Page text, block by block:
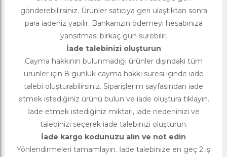
gönderebilirsiniz. Ürünler satıcıya geri ulaştıktan sonra
para iadeniz yapılır. Bankanızın ödemeyi hesabınıza
yansıtması birkaç gün sürebilir.
İade talebinizi oluşturun
Cayma hakkının bulunmadığı ürünler dışındaki tüm
ürünler için 8 günlük cayma hakkı süresi içinde iade
talebi oluşturabilirsiniz. Siparişlerim sayfasından iade
etmek istediğiniz ürünü bulun ve iade oluştura tıklayın.
İade etmek istediğiniz miktarı, iade nedeninizi ve
talebinizi seçerek iade talebinizi oluşturun.
İade kargo kodunuzu alın ve not edin
Yönlendirmeleri tamamlayın. İade talebinize en geç 2 iş